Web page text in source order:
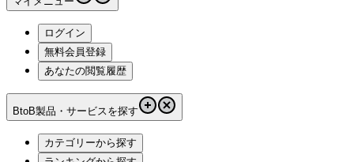
ログイン
無料会員登録
あなたの閲覧履歴
BtoB製品・サービスを探す
カテゴリーから探す